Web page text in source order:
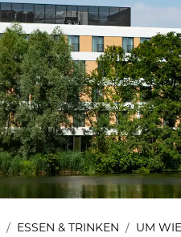
ESSEN & TRINKEN UM